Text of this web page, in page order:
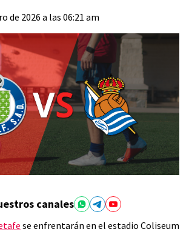
de 2026 a las 06:21 am
canales
se enfrentarán en el estadio Coliseum